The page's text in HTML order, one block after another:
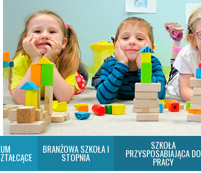
BRANŻOWA SZKOŁA I
STOPNIA
SZKOŁA
PRZYSPOSABIAJĄCA DO
PRACY